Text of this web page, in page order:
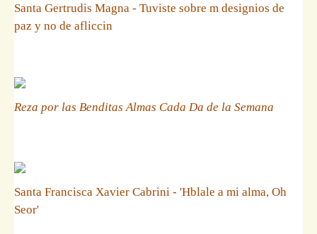
Santa Gertrudis Magna - Tuviste sobre m designios de
paz y no de afliccin
Reza por las Benditas Almas Cada Da de la Semana
Santa Francisca Xavier Cabrini - 'Hblale a mi alma, Oh
Seor'